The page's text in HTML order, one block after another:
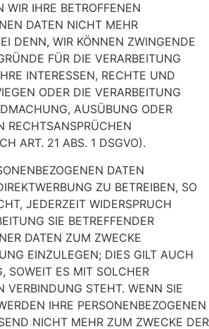
WIR IHRE BETROFFENEN
DATEN NICHT MEHR
DENN, WIR KÖNNEN ZWINGENDE
FÜR DIE VERARBEITUNG
INTERESSEN, RECHTE UND
ODER DIE VERARBEITUNG
AUSÜBUNG ODER
RECHTSANSPRÜCHEN
ART. 21 ABS. 1 DSGVO).
DATEN
ZU BETREIBEN, SO
JEDERZEIT WIDERSPRUCH
SIE BETREFFENDER
DATEN ZUM ZWECKE
EINZULEGEN; DIES GILT AUCH
SOWEIT ES MIT SOLCHER
VERBINDUNG STEHT. WENN SIE
IHRE PERSONENBEZOGENEN
NICHT MEHR ZUM ZWECKE DER